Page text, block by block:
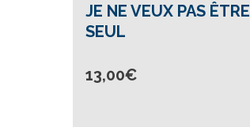
JE NE VEUX PAS ÊTRE
SEUL
13,00€